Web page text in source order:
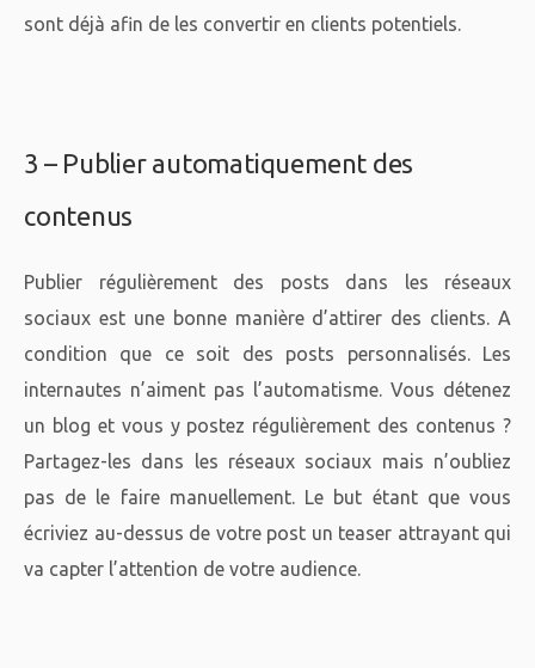
sont déjà afin de les convertir en clients potentiels.
3 – Publier automatiquement des
contenus
Publier régulièrement des posts dans les réseaux
sociaux est une bonne manière d’attirer des clients. A
condition que ce soit des posts personnalisés. Les
internautes n’aiment pas l’automatisme. Vous détenez
un blog et vous y postez régulièrement des contenus ?
Partagez-les dans les réseaux sociaux mais n’oubliez
pas de le faire manuellement. Le but étant que vous
écriviez au-dessus de votre post un teaser attrayant qui
va capter l’attention de votre audience.